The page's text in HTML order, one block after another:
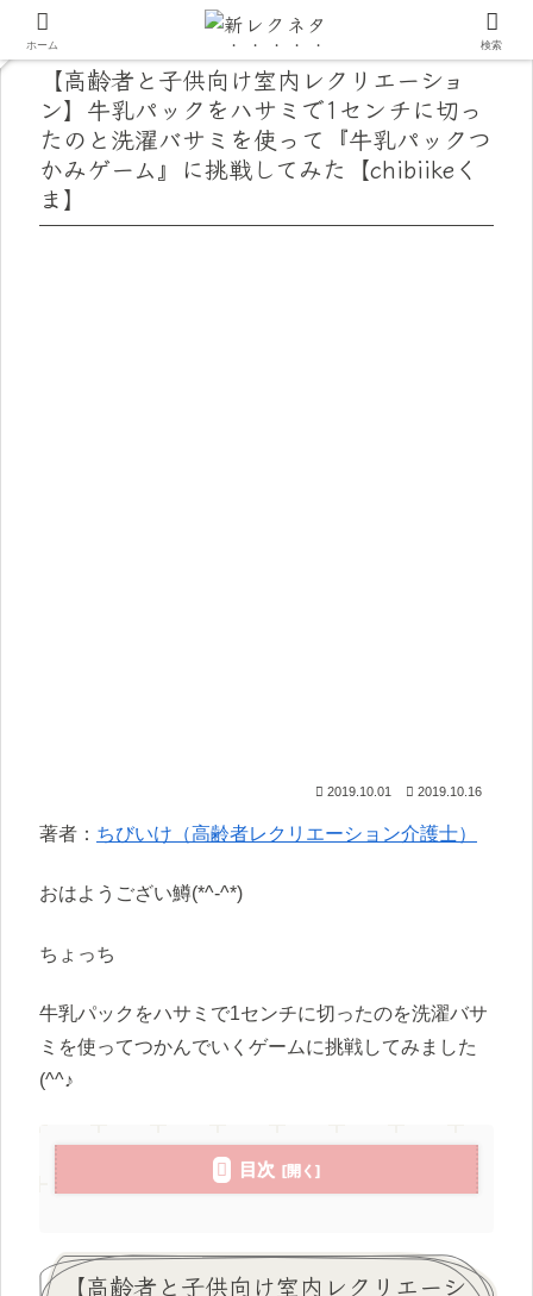
【高齢者と子供向け室内レクリエーショ
ン】牛乳パックをハサミで1センチに切っ
たのと洗濯バサミを使って『牛乳パックつ
かみゲーム』に挑戦してみた【chibiikeく
ま】
2019.10.01 2019.10.16
著者： ちびいけ（高齢者レクリエーション介護士）
おはようござい鱒(*^-^*)
ちょっち
牛乳パックをハサミで1センチに切ったのを洗濯バサ
ミを使ってつかんでいくゲームに挑戦してみました
(^^♪
目次
【高齢者と子供向け室内レクリエーシ
ホーム 検索